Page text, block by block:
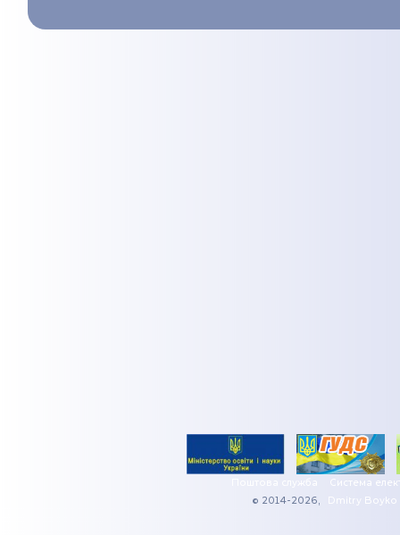
Поштова служба
Система
© 2014-2026,
Dmitry Boyko